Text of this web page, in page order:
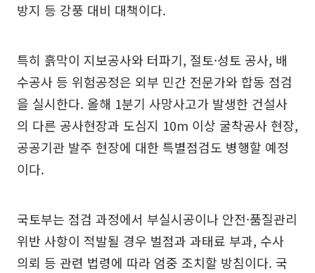
방지 등 강풍 대비 대책이다.
특히 흙막이 지보공사와 터파기, 절토·성토 공사, 배
수공사 등 위험공정은 외부 민간 전문가와 합동 점검
을 실시한다. 올해 1분기 사망사고가 발생한 건설사
의 다른 공사현장과 도심지 10m 이상 굴착공사 현장,
공공기관 발주 현장에 대한 특별점검도 병행할 예정
이다.
국토부는 점검 과정에서 부실시공이나 안전·품질관리
위반 사항이 적발될 경우 벌점과 과태료 부과, 수사
의뢰 등 관련 법령에 따라 엄중 조치할 방침이다. 국